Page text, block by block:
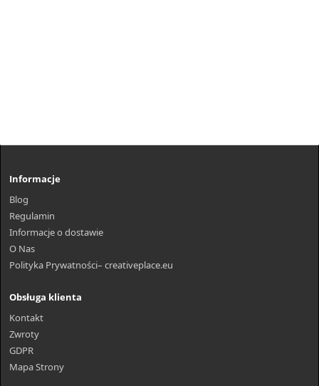
Informacje
Blog
Regulamin
Informacje o dostawie
O Nas
Polityka Prywatności– creativeplace.eu
Obsługa klienta
Kontakt
Zwroty
GDPR
Mapa Strony